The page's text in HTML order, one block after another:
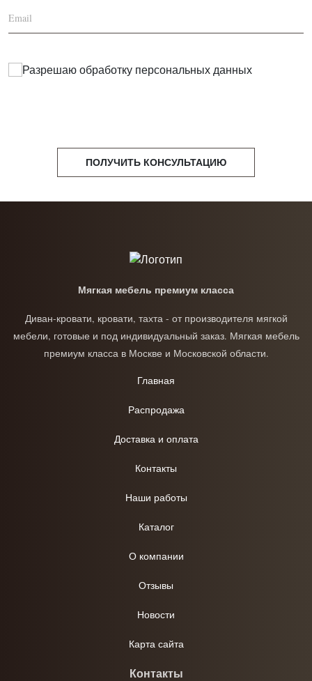
Разрешаю обработку персональных данных
ПОЛУЧИТЬ КОНСУЛЬТАЦИЮ
Мягкая мебель премиум класса
Диван-кровати, кровати, тахта - от производителя мягкой
мебели, готовые и под индивидуальный заказ. Мягкая мебель
премиум класса в Москве и Московской области.
Главная
Распродажа
Доставка и оплата
Контакты
Наши работы
Каталог
О компании
Отзывы
Новости
Карта сайта
Контакты